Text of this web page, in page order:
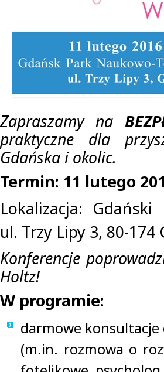
Zapraszamy na
praktyczne dla
Gdańska i okolic.
Termin: 11 lutego
Lokalizacja: Gdański
ul. Trzy Lipy 3, 80-174
Konferencje
Holtz!
W programie:
darmowe konsultacje
(m.in. rozmowa o